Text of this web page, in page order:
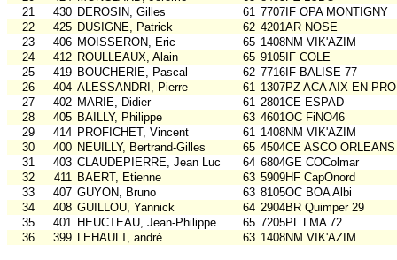
21
430 DEROSIN, Gilles 61 7707IF OPA MONTIGNY
22
425 DUSIGNE, Patrick 62 4201AR NOSE
23
406 MOISSERON, Eric 65 1408NM VIK'AZIM
24
412 ROULLEAUX, Alain 65 9105IF COLE
25
419 BOUCHERIE, Pascal 62 7716IF BALISE 77
26
404 ALESSANDRI, Pierre 61 1307PZ ACA AIX EN
27
402 MARIE, Didier 61 2801CE ESPAD
28
405 BAILLY, Philippe 63 4601OC FiNO46
29
414 PROFICHET, Vincent 61 1408NM VIK'AZIM
30
400 NEUILLY, Bertrand-Gilles 65 4504CE ASCO ORLEANS
31
403 CLAUDEPIERRE, Jean Luc 64 6804GE COColmar
32
411 BAERT, Etienne 63 5909HF CapOnord
33
407 GUYON, Bruno 63 8105OC BOA Albi
34
408 GUILLOU, Yannick 64 2904BR Quimper 29
35
401 HEUCTEAU, Jean-Philippe 65 7205PL LMA 72
36
399 LEHAULT, andré 63 1408NM VIK'AZIM